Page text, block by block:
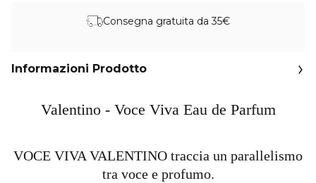
Consegna gratuita da 35€
Informazioni Prodotto
Valentino - Voce Viva Eau de Parfum
VOCE VIVA VALENTINO traccia un parallelismo
tra voce e profumo.